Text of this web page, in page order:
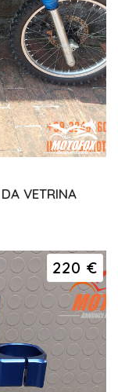
VETRINA
220 €